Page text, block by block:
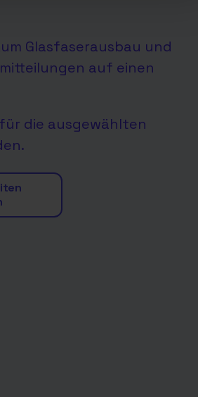
Glasfaserausbau und
auf einen
die ausgewählten